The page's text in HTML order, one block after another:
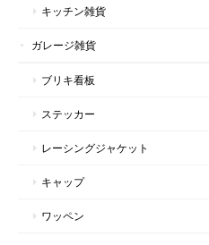
キッチン雑貨
ガレージ雑貨
ブリキ看板
ステッカー
レーシングジャケット
キャップ
ワッペン